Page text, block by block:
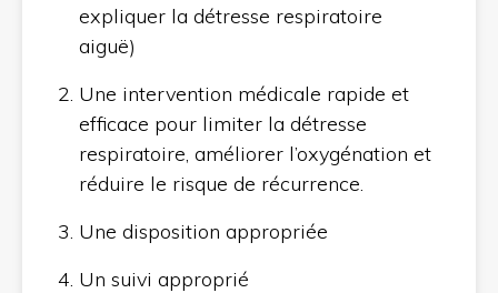
expliquer la détresse respiratoire
aiguë)
Une intervention médicale rapide et
efficace pour limiter la détresse
respiratoire, améliorer l’oxygénation et
réduire le risque de récurrence.
Une disposition appropriée
Un suivi approprié